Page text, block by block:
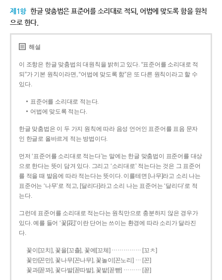
제1항 한글 맞춤법은 표준어를 소리대로 적되, 어법에 맞도록 함을 원칙
으로 한다.
해설
이 조항은 한글 맞춤법의 대원칙을 밝히고 있다. “표준어를 소리대로 적
되”가 기본 원칙이라면, “어법에 맞도록 함”은 또 다른 원칙이라고 할 수
있다.
표준어를 소리대로 적는다.
어법에 맞도록 적는다.
한글 맞춤법은 이 두 가지 원칙에 따라 음성 언어인 표준어를 표음 문자
인 한글로 올바르게 적는 방법이다.
먼저 ‘표준어를 소리대로 적는다’는 말에는 한글 맞춤법이 표준어를 대상
으로 한다는 뜻이 담겨 있다. 그리고 ‘소리대로’ 적는다는 것은 그 표준어
를 적을 때 발음에 따라 적는다는 뜻이다. 이를테면 [나무]라고 소리 나는
표준어는 ‘나무’로 적고, [달리다]라고 소리 나는 표준어는 ‘달리다’로 적
는다.
그런데 표준어를 소리대로 적는다는 원칙만으로 충분하지 않은 경우가
있다. 예를 들어 ‘꽃[花]’이란 단어는 쓰이는 환경에 따라 소리가 달라진
다.
꽃이[꼬치], 꽃을[꼬츨], 꽃에[꼬체] …………… [꼬ㅊ]
꽃만[꼰만], 꽃나무[꼰나무], 꽃놀이[꼰노리] … [꼰]
꽃과[꼳꽈], 꽃다발[꼳따발], 꽃밭[꼳빧] ……… [꼳]